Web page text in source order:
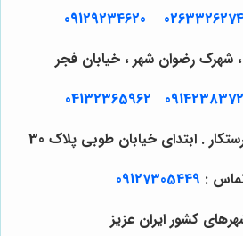
09129234620
، شهرک رضوان شهر ، خیابان فجر
04132365962
. ابتدای خیابان طوبی پلاک 30
:
09127305449
کشور ایران عزیز